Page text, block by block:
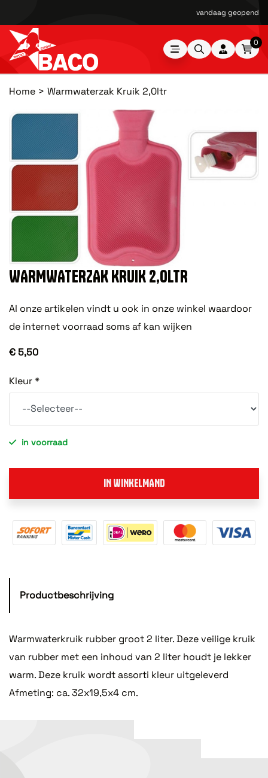
vandaag geopend
0
Home Warmwaterzak Kruik 2,0ltr
WARMWATERZAK KRUIK 2,0LTR
Al onze artikelen vindt u ook in onze winkel waardoor
de internet voorraad soms af kan wijken
€ 5,50
Kleur *
in voorraad
IN WINKELMAND
Productbeschrijving
Warmwaterkruik rubber groot 2 liter. Deze veilige kruik
van rubber met een inhoud van 2 liter houdt je lekker
warm. Deze kruik wordt assorti kleur uitgeleverd
Afmeting: ca. 32x19,5x4 cm.